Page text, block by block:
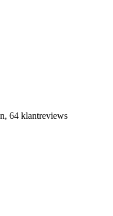
64 klantreviews